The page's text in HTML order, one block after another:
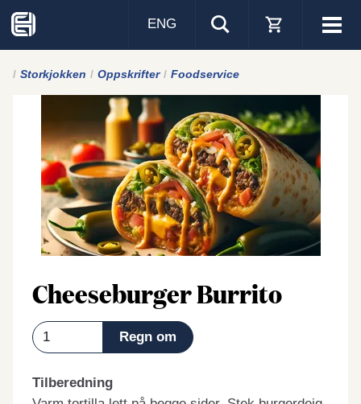
Visa
ENG
Storkjokken Oppskrifter Foodservice
Cheeseburger Burrito
Tilberedning